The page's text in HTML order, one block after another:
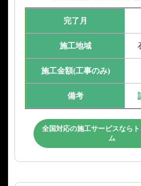
完了月
施工地域
施工金額(工事のみ)
備考
全国対応の施工サービスなら
ム